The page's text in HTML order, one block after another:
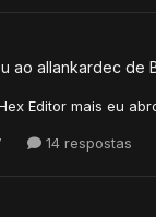
ao allankardec de
Editor mais eu
14 respostas